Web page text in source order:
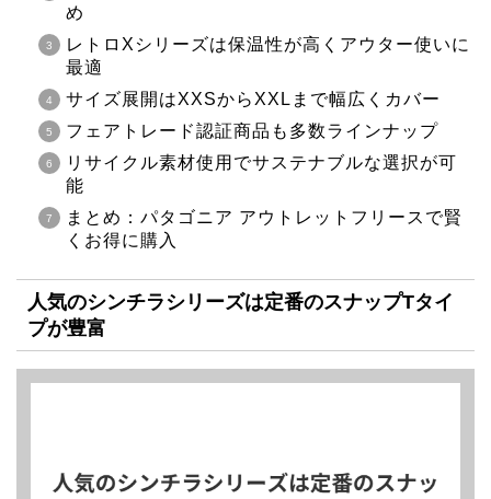
め
レトロXシリーズは保温性が高くアウター使いに
最適
サイズ展開はXXSからXXLまで幅広くカバー
フェアトレード認証商品も多数ラインナップ
リサイクル素材使用でサステナブルな選択が可
能
まとめ：パタゴニア アウトレットフリースで賢
くお得に購入
人気のシンチラシリーズは定番のスナップTタイ
プが豊富